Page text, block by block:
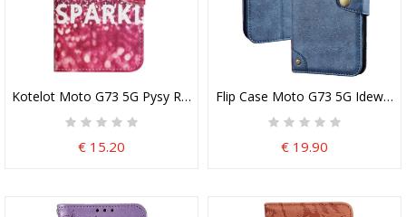
Kotelot Moto G73 5G Pysy Rauhallisena
€ 15.20
Flip Case Moto G73 5G Idewei
€ 19.90